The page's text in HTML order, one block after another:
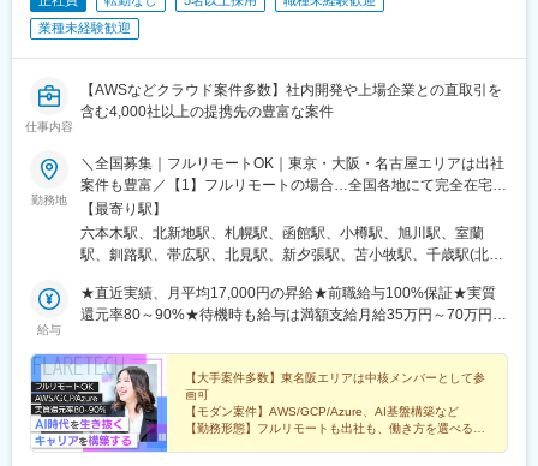
県)、愛宕駅(千葉県)、木更津駅、成田駅、我孫子駅、鎌ケ谷駅、
印西牧の原駅、四街道駅、銚子駅、藤沢駅、横須賀駅、横浜駅、
駅、小田原駅、鎌倉駅、秦野駅、座間駅、伊勢原駅、逗子駅、三
崎口駅、長野駅、松本駅、上田駅、佐久平駅、飯田駅(長野県)、豊
石和温泉駅、富士山駅、山梨市駅、都留市駅、韮崎駅、大月駅、
富山駅、越中中川駅、砺波駅、黒部駅、魚津駅、滑川駅、金沢
駅、福井駅(福井県)、敦賀駅、浜松駅、静岡駅、富士駅、沼津駅、
磐田駅、藤枝駅、岡崎駅、豊橋駅、名古屋駅、刈谷市駅、名鉄一
宮駅、三河安城駅、岐阜駅、各務ケ原駅、多治見駅、可児駅、四
日市駅、津駅、名張駅、布施駅、豊中駅、吹田駅(東海道本線)、梅
田駅(地下鉄)、茨木駅、京都駅、宇治駅(奈良線)、亀岡駅、奈良
駅、天理駅、和歌山駅、姫路駅、西宮駅(ＪＲ線)、尼崎駅(東海道
本線)、明石駅、神戸駅(兵庫県)、宝塚駅、伊丹駅(阪急線)、芦屋駅
市駅、岡山駅、津山駅、広島駅、福山駅、呉駅、西条駅(広島県)、
尾道駅、下関駅、山口駅(山口県)、宇部駅、鳥取駅、米子駅、境港
駅、松江駅、出雲市駅、高知駅、古津賀駅、ＪＲ松山駅前駅、今
治駅、宇和島駅、高松駅(香川県)、丸亀駅、徳島駅、阿南駅、鳴門
駅、久留米駅、小倉駅(福岡県)、大牟田駅、筑紫駅、天神駅、大分
業種未経験歓迎
仕事内容
【AWSなどクラウド案件多数】社内開発や上場企業との直取引を
含む4,000社以上の提携先の豊富な案件
勤務地
＼全国募集｜フルリモートOK｜東京・大阪・名古屋エリアは出社
案件も豊富／【1】フルリモートの場合…全国各地にて完全在宅勤
務が可能！強制的な出社日もありません。【2】出社の場合…本
社、大阪支店、もしくは東京・大阪・名古屋エリアの各プロジェ
クト先※転居を伴う転勤はなし※プロジェクトは希望や適性を考慮
75.6%の社員がリモートにて勤務中！＜リモートワーク率＞フル
リモート64.0%、リモート×出社11.6%、フル出社24.4%――希望
県に社員が在籍。特に東京・大阪・名古屋エリアでは出社ベース
の上流案件が豊富で大手クライアント先の中核メンバーとして参
画するチャンスも！クライアントと直接やりとりしながら要件定
義や設計から携わるため上流工程やPM/PLを目指す方には出社ベ
ースの案件が近道です。【本社】東京都港区西麻布3丁目21-20 霞
【最寄り駅】
六本木駅、北新地駅、札幌駅、函館駅、小樽駅、旭川駅、室蘭
駅、釧路駅、帯広駅、北見駅、新夕張駅、苫小牧駅、千歳駅(北海
上駅、宮古駅、盛駅、久慈駅、仙台駅、石巻駅、杜せきのした
駅、新田駅(宮城県)、多賀城駅、気仙沼駅、いわき駅、郡山駅(福
駅、秋田駅、横手駅、能代駅、湯沢駅、大久保駅(秋田県)、鷹ノ巣
駅、山形駅、鶴岡駅、酒田駅、米沢駅、天童駅、さくらんぼ東根
駅、寒河江駅、新庄駅、水戸駅、つくば駅、日立駅、勝田駅、土
浦駅、古河駅、取手駅、下館駅、笹川駅、牛久駅、龍ケ崎市駅、
守谷駅、水海道駅、宇都宮駅、小山駅、栃木駅、足利駅、佐野
給与
★直近実績、月平均17,000円の昇給★前職給与100%保証★実質
還元率80～90%★待機時も給与は満額支給月給35万円～70万円＋
験・能力等を考慮の上で決定します。※上記金額には、みなし残業
手当（50時間分・104,000円～212,000円）を含みます。超過分は
別途追加支給します。┗残業時間は月平均10時間、多い時でも20
時間程度と安定しております★単価連動型の給与体系ではないた
め、万が一待機になってもその間の給与は満額支給しています。
【大手案件多数】東名阪エリアは中核メンバーとして参
画可
【モダン案件】AWS/GCP/Azure、AI基盤構築など
【勤務形態】フルリモートも出社も、働き方を選べる